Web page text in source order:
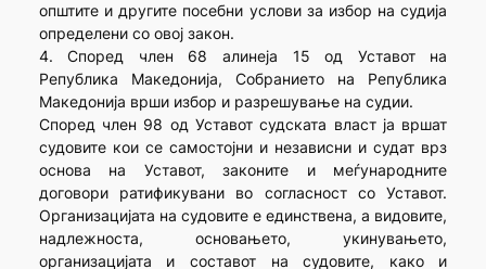
општите и другите посебни услови за избор на судија
определени со овој закон.
4. Според член 68 алинеја 15 од Уставот на
Република Македонија, Собранието на Република
Македонија врши избор и разрешување на судии.
Според член 98 од Уставот судската власт ја вршат
судовите кои се самостојни и независни и судат врз
основа на Уставот, законите и меѓународните
договори ратификувани во согласност со Уставот.
Организацијата на судовите е единствена, а видовите,
надлежноста, основањето, укинувањето,
организацијата и составот на судовите, како и